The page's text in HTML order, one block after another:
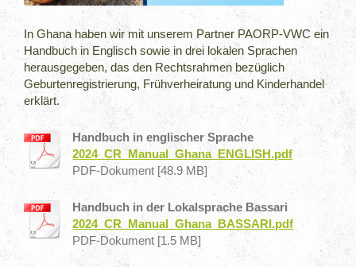
In Ghana haben wir mit unserem Partner PAORP-VWC ein
Handbuch in Englisch sowie in drei lokalen Sprachen
herausgegeben, das den Rechtsrahmen bezüglich
Geburtenregistrierung, Frühverheiratung und Kinderhandel
erklärt.
Handbuch in englischer Sprache
2024_CR_Manual_Ghana_ENGLISH.pdf
PDF-Dokument [48.9 MB]
Handbuch in der Lokalsprache Bassari
2024_CR_Manual_Ghana_BASSARI.pdf
PDF-Dokument [1.5 MB]